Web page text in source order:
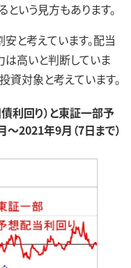
いう見方もあります。
と考えています。配当
は高いと判断していま
資対象と考えています。
利回り）と東証一部予
2021年9月（7日まで）